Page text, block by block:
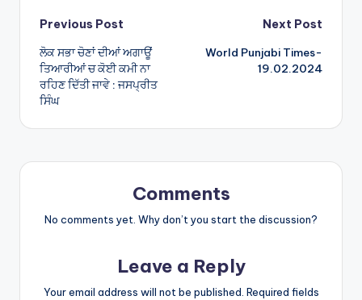
Post
navigation
Previous Post
ਲੋਕ ਸਭਾ ਚੋਣਾਂ ਦੀਆਂ ਅਗਾਊਂ
ਤਿਆਰੀਆਂ ਚ ਕੋਈ ਕਮੀ ਨਾ
ਰਹਿਣ ਦਿੱਤੀ ਜਾਵੇ : ਜਸਪ੍ਰੀਤ
ਸਿੰਘ
Next Post
World Punjabi Times-
19.02.2024
Comments
No comments yet. Why don’t you start the discussion?
Leave a Reply
Your email address will not be published. Required fields